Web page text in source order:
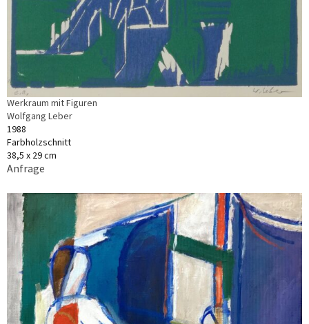
Werkraum mit Figuren
Wolfgang Leber
1988
Farbholzschnitt
38,5 x 29 cm
Anfrage